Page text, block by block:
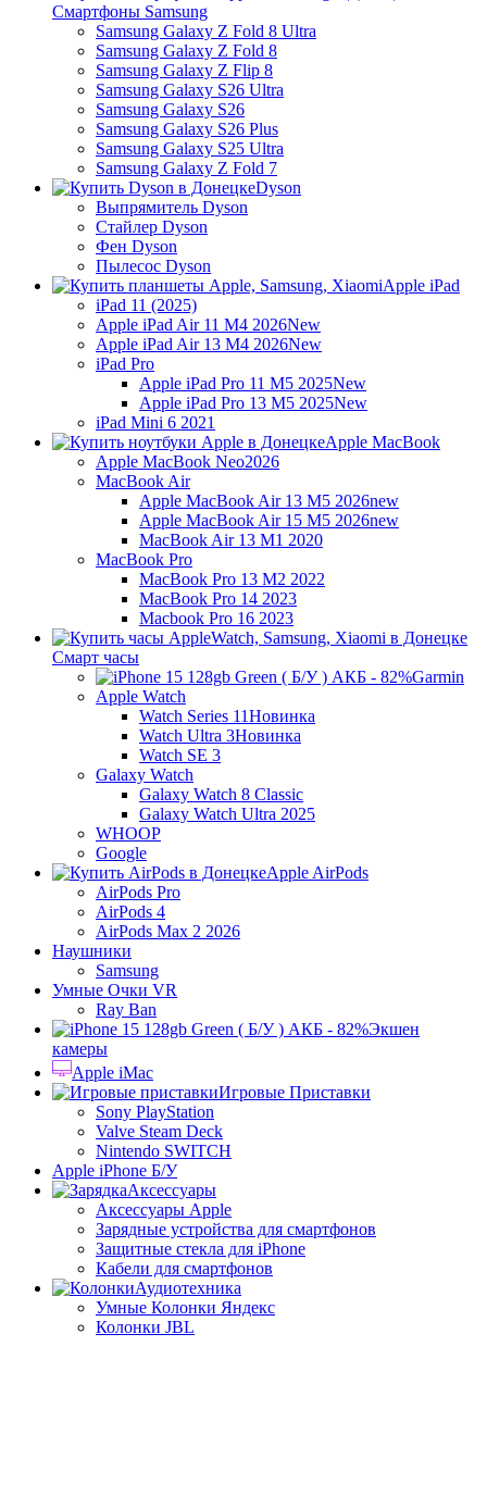
Смартфоны Samsung
Samsung Galaxy Z Fold 8 Ultra
Samsung Galaxy Z Fold 8
Samsung Galaxy Z Flip 8
Samsung Galaxy S26 Ultra
Samsung Galaxy S26
Samsung Galaxy S26 Plus
Samsung Galaxy S25 Ultra
Samsung Galaxy Z Fold 7
Dyson
Выпрямитель Dyson
Стайлер Dyson
Фен Dyson
Пылесос Dyson
Apple iPad
iPad 11 (2025)
Apple iPad Air 11 M4 2026New
Apple iPad Air 13 M4 2026New
iPad Pro
Apple iPad Pro 11 M5 2025New
Apple iPad Pro 13 M5 2025New
iPad Mini 6 2021
Apple MacBook
Apple MacBook Neo2026
MacBook Air
Apple MacBook Air 13 M5 2026new
Apple MacBook Air 15 M5 2026new
MacBook Air 13 M1 2020
MacBook Pro
MacBook Pro 13 M2 2022
MacBook Pro 14 2023
Macbook Pro 16 2023
Смарт часы
Garmin
Apple Watch
Watch Series 11Новинка
Watch Ultra 3Новинка
Watch SE 3
Galaxy Watch
Galaxy Watch 8 Classic
Galaxy Watch Ultra 2025
WHOOP
Google
Apple AirPods
AirPods Pro
AirPods 4
AirPods Max 2 2026
Наушники
Samsung
Умные Очки VR
Ray Ban
Экшен
камеры
Apple iMac
Игровые Приставки
Sony PlayStation
Valve Steam Deck
Nintendo SWITCH
Apple iPhone Б/У
Аксессуары
Аксессуары Apple
Зарядные устройства для смартфонов
Защитные стекла для iPhone
Кабели для смартфонов
Аудиотехника
Умные Колонки Яндекс
Колонки JBL